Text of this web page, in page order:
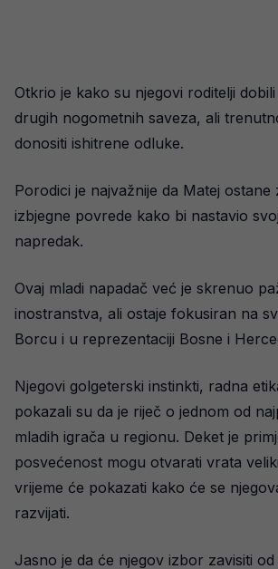
Otkrio je kako su njegovi roditelji
drugih nogometnih saveza, ali
donositi ishitrene odluke.
Porodici je najvažnije da Matej ostane
izbjegne povrede kako bi nastavio
napredak.
Ovaj mladi napadač već je skrenuo
inostranstva, ali ostaje fokusiran na
Borcu i u reprezentaciji Bosne i
Njegovi golgeterski instinkti, radna
pokazali su da je riječ o jednom od
mladih igrača u regionu. Deket je
posvećenost mogu otvarati vrata
vrijeme će pokazati kako će se
razvijati.
Jasno je da će njegov izbor zavisiti